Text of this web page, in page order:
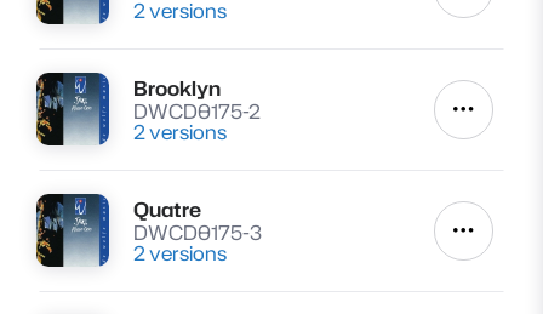
2 versions
Lire
Brooklyn
DWCD0175-2
2 versions Autres
Lire
Quatre
DWCD0175-3
2 versions Autres